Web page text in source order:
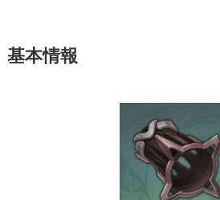
基本情報